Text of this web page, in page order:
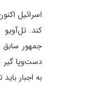
اسرائیل
کند.
جمهور سابق
دست‌وپا گیر
به اجبار